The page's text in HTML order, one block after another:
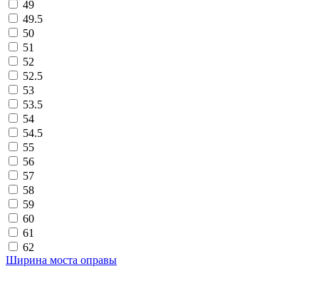
49
49.5
50
51
52
52.5
53
53.5
54
54.5
55
56
57
58
59
60
61
62
Ширина моста оправы